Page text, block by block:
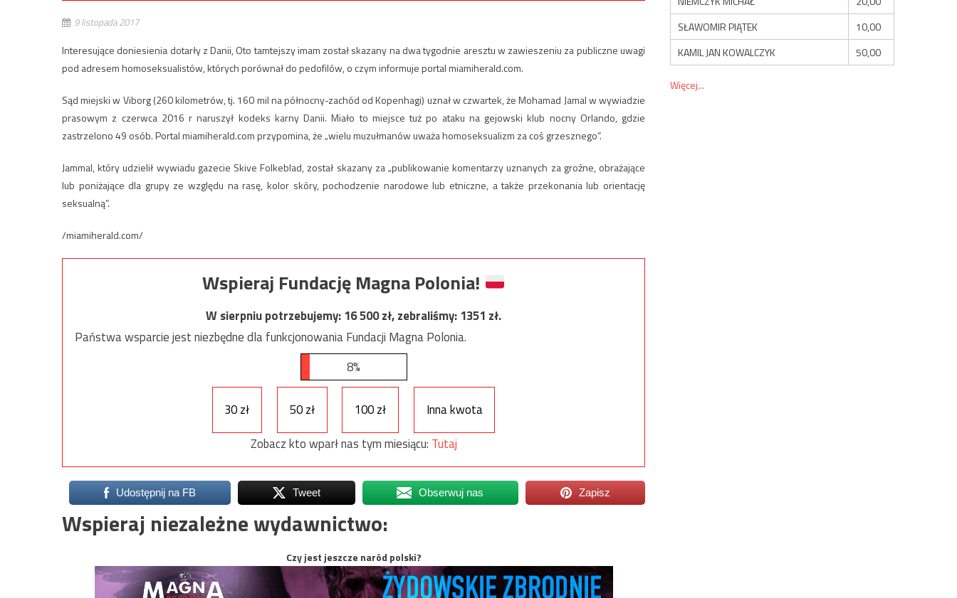
9 listopada 2017
Interesujące doniesienia dotarły z Danii, Oto tamtejszy imam został skazany na dwa tygodnie aresztu w zawieszeniu za publiczne uwagi
pod adresem homoseksualistów, których porównał do pedofilów, o czym informuje portal miamiherald.com.
Sąd miejski w Viborg (260 kilometrów, tj. 160 mil na północny-zachód od Kopenhagi) uznał w czwartek, że Mohamad Jamal w wywiadzie
prasowym z czerwca 2016 r naruszył kodeks karny Danii. Miało to miejsce tuż po ataku na gejowski klub nocny Orlando, gdzie
zastrzelono 49 osób. Portal miamiherald.com przypomina, że „wielu muzułmanów uważa homoseksualizm za coś grzesznego”.
Jammal, który udzielił wywiadu gazecie Skive Folkeblad, został skazany za „publikowanie komentarzy uznanych za groźne, obrażające
lub poniżające dla grupy ze względu na rasę, kolor skóry, pochodzenie narodowe lub etniczne, a także przekonania lub orientację
seksualną”.
/miamiherald.com/
Wspieraj Fundację Magna Polonia!
W sierpniu potrzebujemy:16 500zł, zebraliśmy:1351 zł.
Państwa wsparcie jest niezbędne dla funkcjonowania Fundacji Magna Polonia.
8%
30 zł 50 zł 100 zł
Inna kwota
Zobacz kto wparł nas tym miesiącu: Tutaj
Udostępnij na FB Tweet Obserwuj nas Zapisz
Wspieraj niezależne wydawnictwo:
Czy jest jeszcze naród polski?
SŁAWOMIR PIĄTEK
10,00
KAMIL JAN KOWALCZYK
50,00
Więcej...